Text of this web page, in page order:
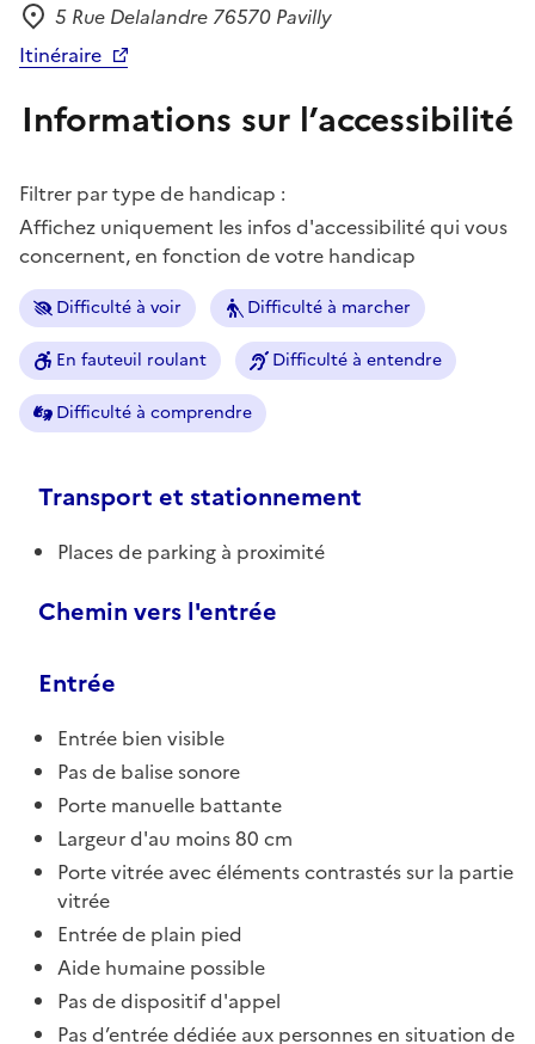
Adresse
5 Rue Delalandre 76570 Pavilly
Itinéraire
Informations sur l’accessibilité
Filtrer par type de handicap :
Affichez uniquement les infos d'accessibilité qui vous
concernent, en fonction de votre handicap
Difficulté à voir Difficulté à marcher
En fauteuil roulant Difficulté à entendre
Difficulté à comprendre
Transport et stationnement
Places de parking à proximité
Chemin vers l'entrée
Entrée
Entrée bien visible
Pas de balise sonore
Porte manuelle battante
Largeur d'au moins 80 cm
Porte vitrée avec éléments contrastés sur la partie
vitrée
Entrée de plain pied
Aide humaine possible
Pas de dispositif d'appel
Pas d’entrée dédiée aux personnes en situation de